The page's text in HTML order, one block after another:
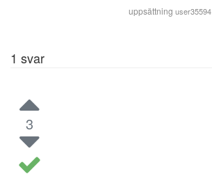
uppsättning user35594
1 svar
3